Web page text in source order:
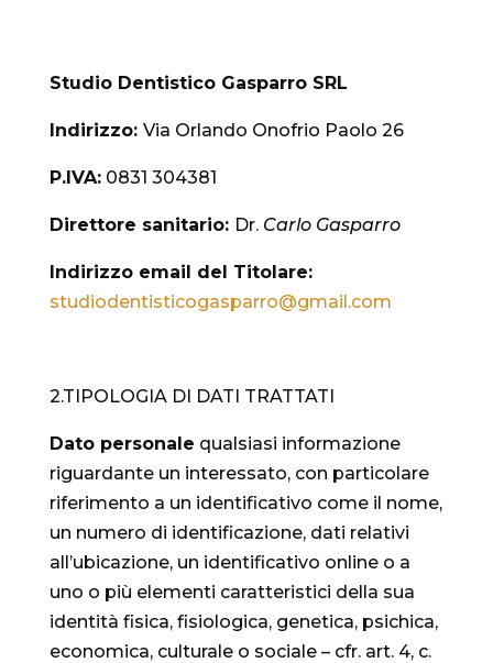
Studio Dentistico Gasparro SRL
Indirizzo: Via Orlando Onofrio Paolo 26
P.IVA: 0831 304381
Direttore sanitario: Dr. Carlo Gasparro
Indirizzo email del Titolare:
studiodentisticogasparro@gmail.com
2.TIPOLOGIA DI DATI TRATTATI
Dato personale qualsiasi informazione
riguardante un interessato, con particolare
riferimento a un identificativo come il nome,
un numero di identificazione, dati relativi
all’ubicazione, un identificativo online o a
uno o più elementi caratteristici della sua
identità fisica, fisiologica, genetica, psichica,
economica, culturale o sociale – cfr. art. 4, c.